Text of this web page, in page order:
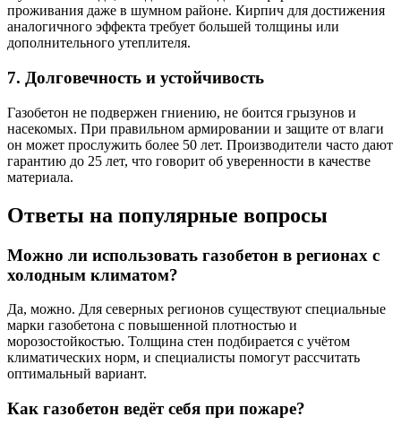
проживания даже в шумном районе. Кирпич для достижения
аналогичного эффекта требует большей толщины или
дополнительного утеплителя.
7. Долговечность и устойчивость
Газобетон не подвержен гниению, не боится грызунов и
насекомых. При правильном армировании и защите от влаги
он может прослужить более 50 лет. Производители часто дают
гарантию до 25 лет, что говорит об уверенности в качестве
материала.
Ответы на популярные вопросы
Можно ли использовать газобетон в регионах с
холодным климатом?
Да, можно. Для северных регионов существуют специальные
марки газобетона с повышенной плотностью и
морозостойкостью. Толщина стен подбирается с учётом
климатических норм, и специалисты помогут рассчитать
оптимальный вариант.
Как газобетон ведёт себя при пожаре?